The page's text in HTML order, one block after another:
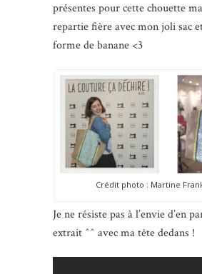
présentes pour cette chouette
repartie fière avec mon joli sac
forme de banane <3
Crédit photo : Martine
Je ne résiste pas à l’envie d’en
extrait ^^ avec ma tête dedans !